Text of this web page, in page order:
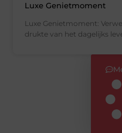
Luxe Genietmoment
Luxe Genietmoment:
drukte van het dagelijks